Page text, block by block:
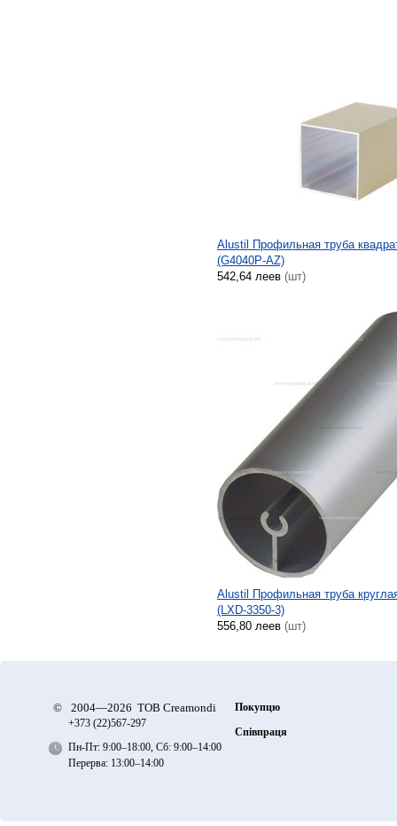
Alustil Профильная труба
(G4040P-AZ)
542,64 леев (шт)
Alustil Профильная труба
(LXD-3350-3)
556,80 леев (шт)
© 2004—2026 ТОВ Creamondi
+373 (22)567-297
Пн-Пт: 9:00–18:00, Сб: 9:00–14:00
Перерва: 13:00–14:00
Покупцю
Співпраця